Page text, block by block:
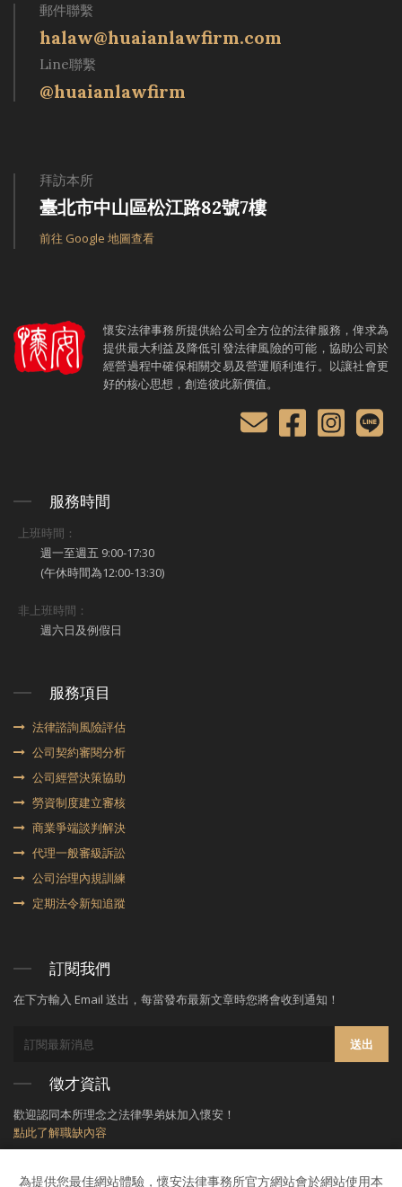
郵件聯繫
halaw@huaianlawfirm.com
Line聯繫
@huaianlawfirm
拜訪本所
臺北市中山區松江路82號7樓
前往 Google 地圖查看
懷安法律事務所提供給公司全方位的法律服務，俾求為
提供最大利益及降低引發法律風險的可能，協助公司於
經營過程中確保相關交易及營運順利進行。以讓社會更
好的核心思想，創造彼此新價值。
服務時間
上班時間：
週一至週五 9:00-17:30
(午休時間為12:00-13:30)
非上班時間：
週六日及例假日
服務項目
法律諮詢風險評估
公司契約審閱分析
公司經營決策協助
勞資制度建立審核
商業爭端談判解決
代理⼀般審級訴訟
公司治理內規訓練
定期法令新知追蹤
訂閱我們
在下方輸入 Email 送出，每當發布最新文章時您將會收到通知！
送出
徵才資訊
歡迎認同本所理念之法律學弟妹加入懷安！
點此了解職缺內容
為提供您最佳網站體驗，懷安法律事務所官方網站會於網站使用本